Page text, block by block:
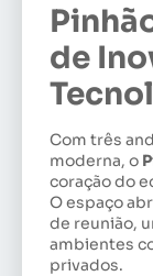
de
Com três
moderna, o
coração do
O espaço
de reunião,
ambientes
privados.